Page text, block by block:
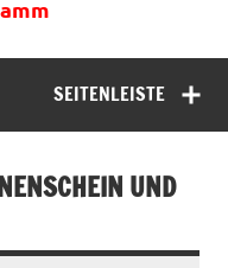
SEITENLEISTE
UND